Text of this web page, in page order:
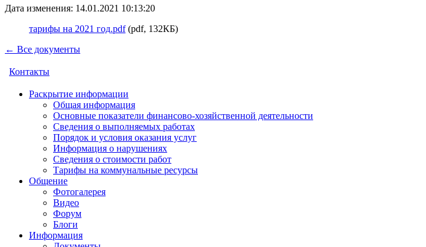
Дата изменения: 14.01.2021 10:13:20
тарифы на 2021 год.pdf(pdf, 132КБ)
← Все документы
Контакты
Раскрытие информации
Общая информация
Основные показатели финансово-хозяйственной деятельности
Сведения о выполняемых работах
Порядок и условия оказания услуг
Информация о нарушениях
Сведения о стоимости работ
Тарифы на коммунальные ресурсы
Общение
Фотогалерея
Видео
Форум
Блоги
Информация